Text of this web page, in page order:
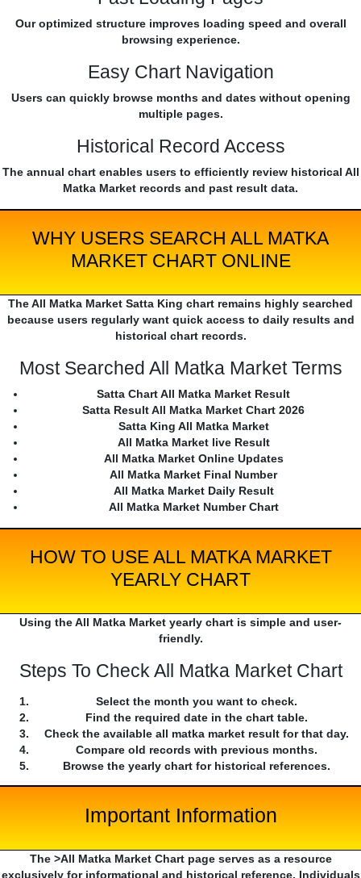
Our optimized structure improves loading speed and overall
browsing experience.
Easy Chart Navigation
Users can quickly browse months and dates without opening
multiple pages.
Historical Record Access
The annual chart enables users to efficiently review historical All
Matka Market records and past result data.
WHY USERS SEARCH ALL MATKA
MARKET CHART ONLINE
The All Matka Market Satta King chart remains highly searched
because users regularly want quick access to daily results and
historical chart records.
Most Searched All Matka Market Terms
Satta Chart All Matka Market Result
Satta Result All Matka Market Chart 2026
Satta King All Matka Market
All Matka Market live Result
All Matka Market Online Updates
All Matka Market Final Number
All Matka Market Daily Result
All Matka Market Number Chart
HOW TO USE ALL MATKA MARKET
YEARLY CHART
Using the All Matka Market yearly chart is simple and user-
friendly.
Steps To Check All Matka Market Chart
Select the month you want to check.
Find the required date in the chart table.
Check the available all matka market result for that day.
Compare old records with previous months.
Browse the yearly chart for historical references.
Important Information
The >All Matka Market Chart page serves as a resource
exclusively for informational and historical reference. Individuals